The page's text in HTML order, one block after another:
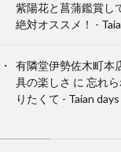
紫陽花と菖蒲鑑賞し
絶対オススメ！ -
有隣堂伊勢佐木町本
具の楽しさ に 忘れ
りたくて - Taian days